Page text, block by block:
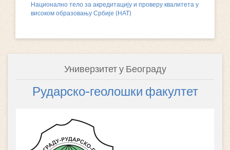
Национално тело за акредитацију и проверу квалитета у
високом образовању Србије (НАТ)
Универзитет у Београду
Рударско-геолошки факултет